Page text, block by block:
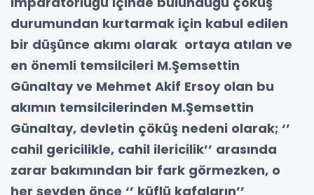
durumundan kurtarmak için kabul edilen
bir düşünce akımı olarak ortaya atılan ve
en önemli temsilcileri M.Şemsettin
Günaltay ve Mehmet Akif Ersoy olan bu
akımın temsilcilerinden M.Şemsettin
Günaltay, devletin çöküş nedeni olarak; ‘’
cahil gericilikle, cahil ilericilik’’ arasında
zarar bakımından bir fark görmezken, o
her şeyden önce ‘’ küflü kafaların’’